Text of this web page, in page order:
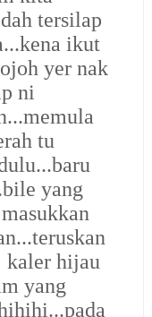
tersilap
ikut
yer nak
ni
tu
yang
kaler hijau
yang